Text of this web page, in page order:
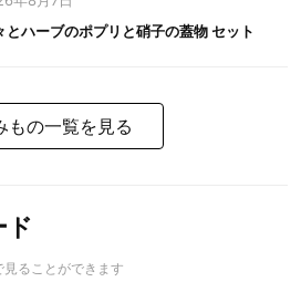
とハーブのポプリと硝子の蓋物 セット
もの一覧を見る
ド
ることができます